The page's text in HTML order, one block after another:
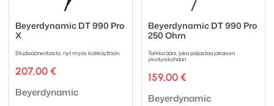
Beyerdynamic DT 990 Pro
X
Studioäänentoisto, nyt myös kotikäyttöön
207,00 €
Tuotemerkki:
Beyerdynamic
Beyerdynamic DT 990 Pro
250 Ohm
Tarkka ääni, joka paljastaa jokaisen
yksityiskohdan
159,00 €
Tuotemerkki:
Beyerdynamic